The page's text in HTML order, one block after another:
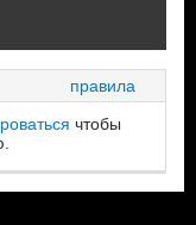
правила
чтобы